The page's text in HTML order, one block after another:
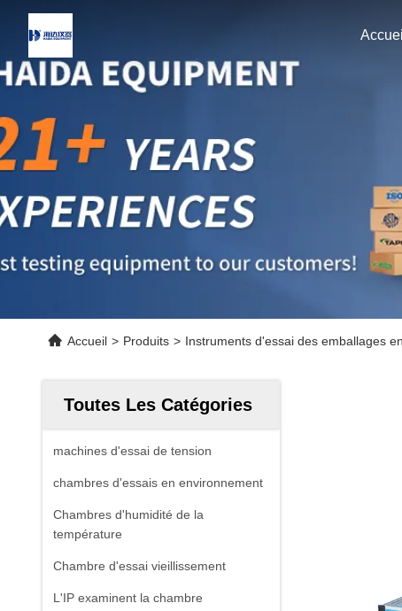
Accueil
Accueil > Produits > Instruments d'essai des emballages
Toutes Les Catégories
machines d'essai de tension
chambres d'essais en environnement
Chambres d'humidité de la
température
Chambre d'essai vieillissement
L'IP examinent la chambre